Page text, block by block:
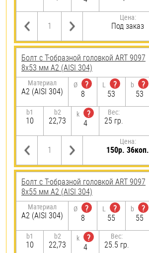
Цена:
Под заказ
Болт с Т-образной головкой ART 9097
8х53 мм А2 (AISI 304)
Материал
А2 (AISI 304)
Ø
?
8
L
?
53
b
?
53
b1
10
b2
22,73
k
?
4
Вес:
25 гр.
Цена:
150р. 36коп.
Болт с Т-образной головкой ART 9097
8х55 мм А2 (AISI 304)
Материал
А2 (AISI 304)
Ø
?
8
L
?
55
b
?
55
b1
10
b2
22,73
k
?
4
Вес:
25.5 гр.